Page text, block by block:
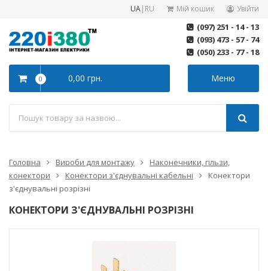
UA| RU Мій кошик Увійти
(097) 251 - 14 - 13
(093) 473 - 57 - 74
(050) 233 - 77 - 18
Меню
0 0,00 грн.
Головна Вироби для монтажу
Наконечники, гільзи,
конектори
Конектори з'єднувальні кабельні
Конектори
з'єднувальні розрізні
КОНЕКТОРИ З'ЄДНУВАЛЬНІ РОЗРІЗНІ